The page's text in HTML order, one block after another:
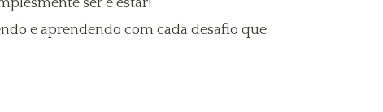
e aprendendo com cada desafio que